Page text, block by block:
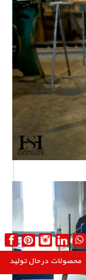
محصولات در حال تولید